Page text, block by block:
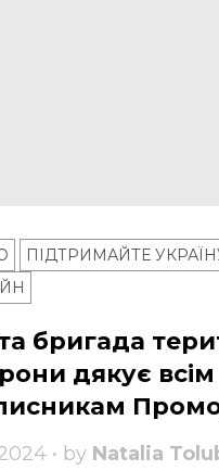
ПІДТРИМАЙТЕ
бригада
дякує всім
• by Natalia